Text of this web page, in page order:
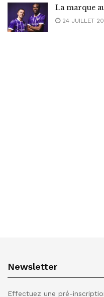
La marque
24 JUILLET
Newsletter
Effectuez une pré-